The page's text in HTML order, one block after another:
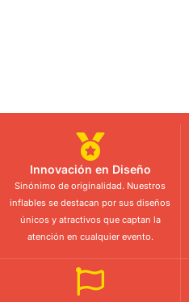
Innovación en Diseño
Sinónimo de originalidad. Nuestros
inflables se destacan por sus diseños
únicos y atractivos que captan la
atención en cualquier evento.